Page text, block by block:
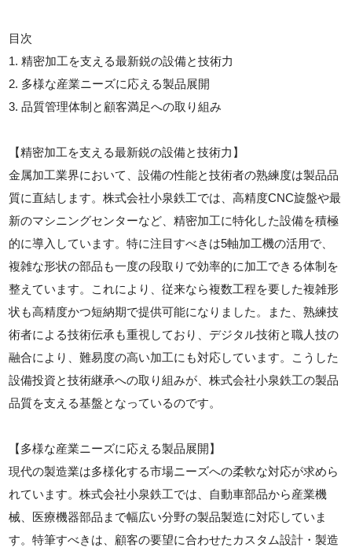
目次
1. 精密加工を支える最新鋭の設備と技術力
2. 多様な産業ニーズに応える製品展開
3. 品質管理体制と顧客満足への取り組み
【精密加工を支える最新鋭の設備と技術力】
金属加工業界において、設備の性能と技術者の熟練度は製品品
質に直結します。株式会社小泉鉄工では、高精度CNC旋盤や最
新のマシニングセンターなど、精密加工に特化した設備を積極
的に導入しています。特に注目すべきは5軸加工機の活用で、
複雑な形状の部品も一度の段取りで効率的に加工できる体制を
整えています。これにより、従来なら複数工程を要した複雑形
状も高精度かつ短納期で提供可能になりました。また、熟練技
術者による技術伝承も重視しており、デジタル技術と職人技の
融合により、難易度の高い加工にも対応しています。こうした
設備投資と技術継承への取り組みが、株式会社小泉鉄工の製品
品質を支える基盤となっているのです。
【多様な産業ニーズに応える製品展開】
現代の製造業は多様化する市場ニーズへの柔軟な対応が求めら
れています。株式会社小泉鉄工では、自動車部品から産業機
械、医療機器部品まで幅広い分野の製品製造に対応していま
す。特筆すべきは、顧客の要望に合わせたカスタム設計・製造